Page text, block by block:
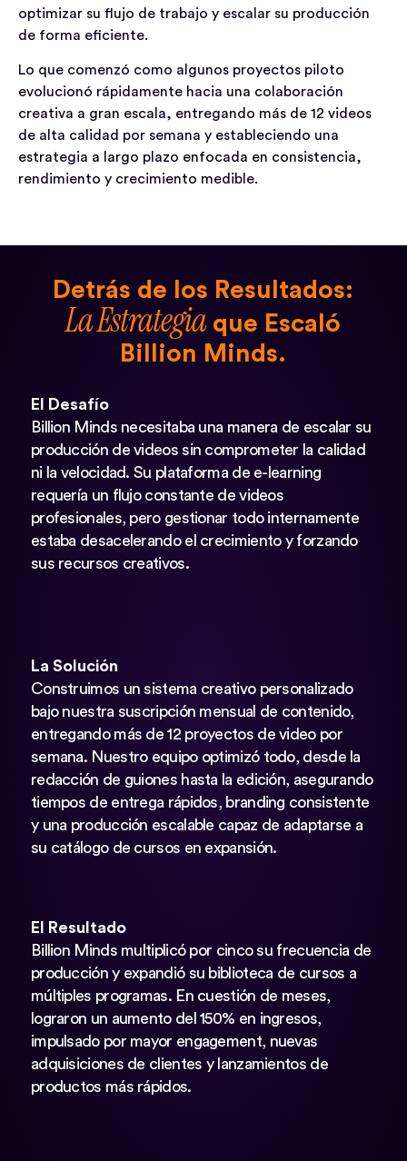
optimizar su flujo de trabajo y escalar su producción
de forma eficiente.
Lo que comenzó como algunos proyectos piloto
evolucionó rápidamente hacia una colaboración
creativa a gran escala, entregando más de 12 videos
de alta calidad por semana y estableciendo una
estrategia a largo plazo enfocada en consistencia,
rendimiento y crecimiento medible.
Detrás de los Resultados:
La Estrategiaque Escaló
Billion Minds.
El Desafío
Billion Minds necesitaba una manera de escalar su
producción de videos sin comprometer la calidad
ni la velocidad. Su plataforma de e-learning
requería un flujo constante de videos
profesionales, pero gestionar todo internamente
estaba desacelerando el crecimiento y forzando
sus recursos creativos.
La Solución
Construimos un sistema creativo personalizado
bajo nuestra suscripción mensual de contenido,
entregando más de 12 proyectos de video por
semana. Nuestro equipo optimizó todo, desde la
redacción de guiones hasta la edición, asegurando
tiempos de entrega rápidos, branding consistente
y una producción escalable capaz de adaptarse a
su catálogo de cursos en expansión.
El Resultado
Billion Minds multiplicó por cinco su frecuencia de
producción y expandió su biblioteca de cursos a
múltiples programas. En cuestión de meses,
lograron un aumento del 150% en ingresos,
impulsado por mayor engagement, nuevas
adquisiciones de clientes y lanzamientos de
productos más rápidos.